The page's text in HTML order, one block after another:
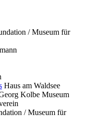
/ Museum für
Haus am Waldsee
Kolbe Museum
/ Museum für